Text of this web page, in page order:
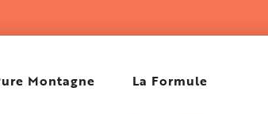
Montagne La Formule